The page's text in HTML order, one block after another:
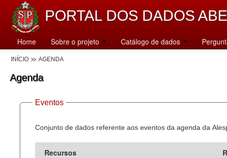
PORTAL DOS DADOS
Home Sobre o projeto Catálogo de dados
INÍCIO AGENDA
Agenda
Eventos
Conjunto de dados referente aos eventos da agenda da
Recursos